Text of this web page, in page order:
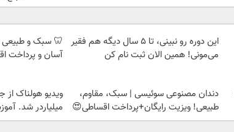
این دوره رو نبینی، تا 5 سال دیگه هم فقیر
می‌مونی! همین الان ثبت نام کن
🦷 سبک و
آسان و پرداخت
دندان مصنوعی سوئیسی | سبک، مقاوم،
طبیعی! ویزیت رایگان+پرداخت اقساطی😍
ویدیو هولناک از
میلیاردر شد.